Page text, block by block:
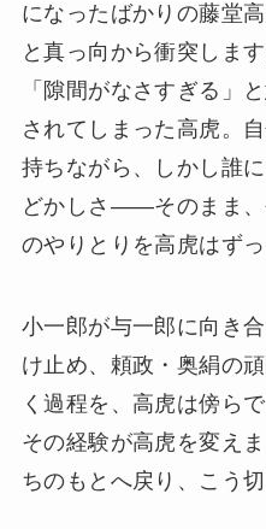
になったばかりの藤堂
と真っ向から衝突しま
「隙間がなさすぎる」
されてしまった高虎。
持ちながら、しかし誰
どかしさ——そのまま、
のやりとりを高虎はず
小一郎が与一郎に向き
け止め、頼政・奥絹の
く過程を、高虎は傍ら
その経験が高虎を変え
ちのもとへ戻り、こう切